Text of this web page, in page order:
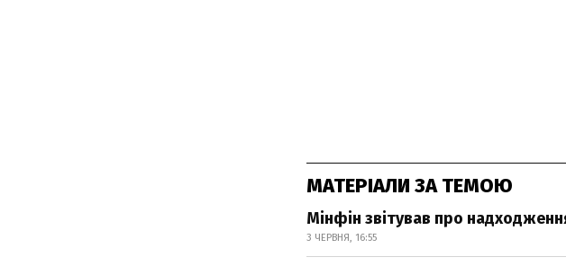
МАТЕРІАЛИ ЗА ТЕМОЮ
Мінфін звітував про
3 ЧЕРВНЯ, 16:55